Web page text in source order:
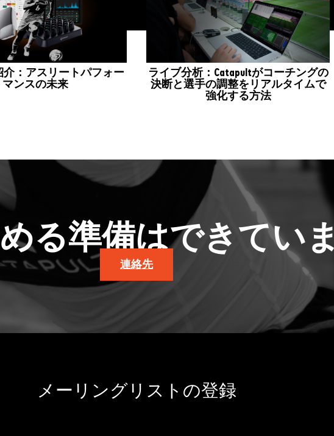
介：アスリートパフォー
マンスの未来
ライブ分析：Catapultがコーチングの
決断と選手の調整をリアルタイムで
強化する方法
る準備はできてい
連絡先
メーリングリストの登録